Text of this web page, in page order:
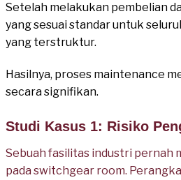
Setelah melakukan pembelian
yang sesuai standar untuk
yang terstruktur.
Hasilnya, proses maintenance
secara signifikan.
Studi Kasus 1: Risiko
Sebuah fasilitas industri pernah
pada switchgear room.